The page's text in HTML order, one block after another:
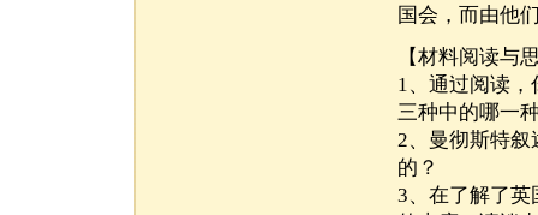
国会，而由他
【材料阅读与
1、通过阅读
三种中的哪一
2、曼彻斯特叙
的？
3、在了解了英